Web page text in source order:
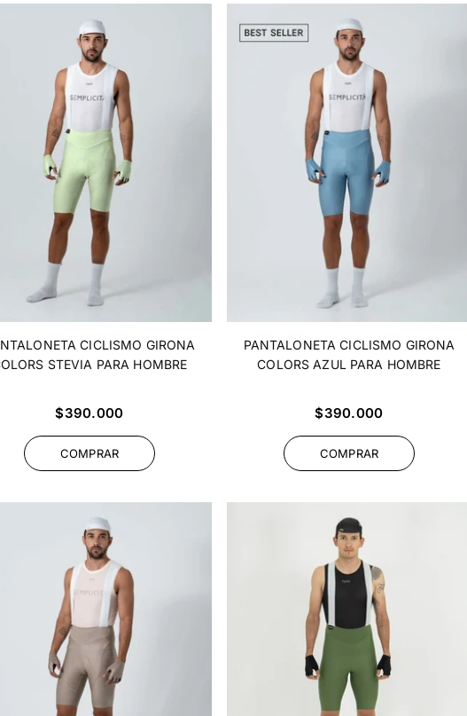
CICLISMO GIRONA
STEVIA PARA HOMBRE
Precio
$390.000
COMPRAR
PANTALONETA CICLISMO GIRONA
COLORS AZUL PARA HOMBRE
Precio
$390.000
COMPRAR